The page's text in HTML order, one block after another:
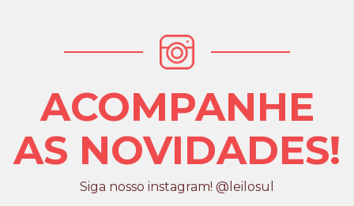
ACOMPANHE
AS NOVIDADES!
Siga nosso instagram! @leilosul